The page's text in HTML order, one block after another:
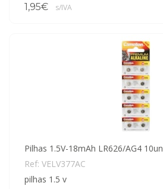
1,95€ s/IVA
Pilhas 1.5V-18mAh LR626/AG4 10un
Ref: VELV377AC
pilhas 1.5 v